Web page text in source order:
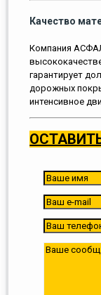
Качество
Компания
гарантирует
дорожных
интенсивное